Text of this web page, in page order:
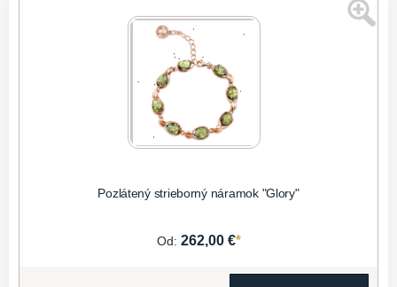
Pozlátený strieborný náramok "Glory"
Od: 262,00 €*